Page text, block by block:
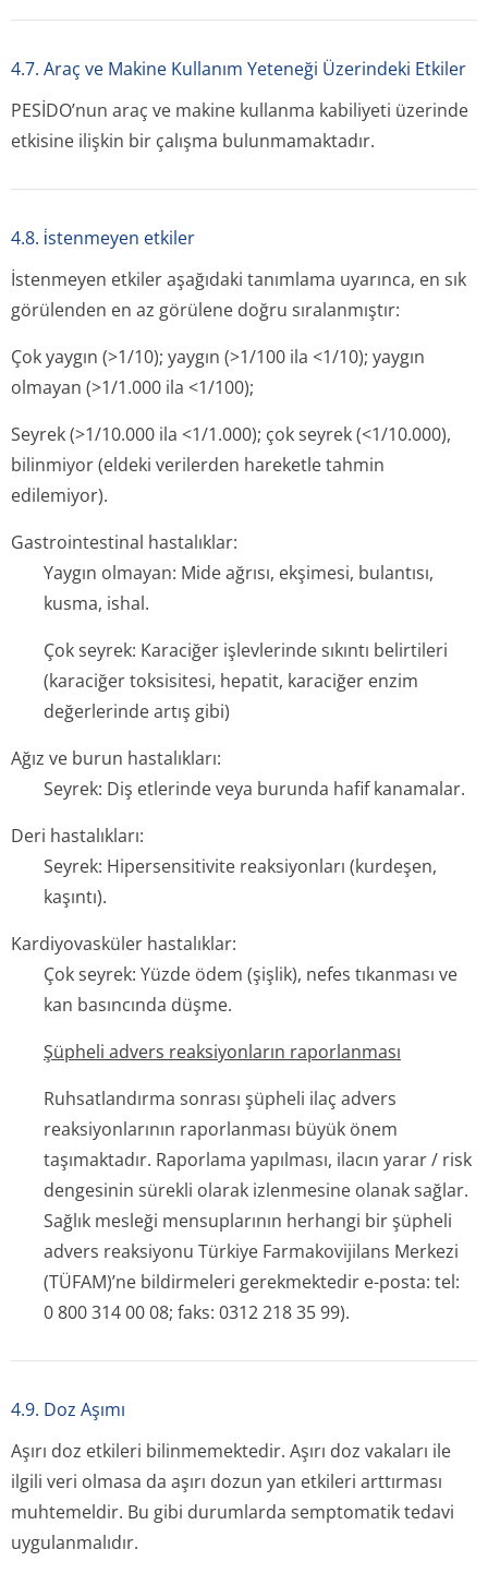
4.7. Araç ve Makine Kullanım Yeteneği Üzerindeki Etkiler
PESİDO’nun araç ve makine kullanma kabiliyeti üzerinde
etkisine ilişkin bir çalışma bulunmamaktadır.
4.8. i̇stenmeyen etkiler
İstenmeyen etkiler aşağıdaki tanımlama uyarınca, en sık
görülenden en az görülene doğru sıralanmıştır:
Çok yaygın (>1/10); yaygın (>1/100 ila <1/10); yaygın
olmayan (>1/1.000 ila <1/100);
Seyrek (>1/10.000 ila <1/1.000); çok seyrek (<1/10.000),
bilinmiyor (eldeki verilerden hareketle tahmin
edilemiyor).
Gastrointestinal hastalıklar:
Yaygın olmayan: Mide ağrısı, ekşimesi, bulantısı,
kusma, ishal.
Çok seyrek: Karaciğer işlevlerinde sıkıntı belirtileri
(karaciğer toksisitesi, hepatit, karaciğer enzim
değerlerinde artış gibi)
Ağız ve burun hastalıkları:
Seyrek: Diş etlerinde veya burunda hafif kanamalar.
Deri hastalıkları:
Seyrek: Hipersensitivite reaksiyonları (kurdeşen,
kaşıntı).
Kardiyovasküler hastalıklar:
Çok seyrek: Yüzde ödem (şişlik), nefes tıkanması ve
kan basıncında düşme.
Şüpheli advers reaksiyonların raporlanması
Ruhsatlandırma sonrası şüpheli ilaç advers
reaksiyonlarının raporlanması büyük önem
taşımaktadır. Raporlama yapılması, ilacın yarar / risk
dengesinin sürekli olarak izlenmesine olanak sağlar.
Sağlık mesleği mensuplarının herhangi bir şüpheli
advers reaksiyonu Türkiye Farmakovijilans Merkezi
(TÜFAM)’ne bildirmeleri gerekmektedir e-posta: tel:
0 800 314 00 08; faks: 0312 218 35 99).
4.9. Doz Aşımı
Aşırı doz etkileri bilinmemektedir. Aşırı doz vakaları ile
ilgili veri olmasa da aşırı dozun yan etkileri arttırması
muhtemeldir. Bu gibi durumlarda semptomatik tedavi
uygulanmalıdır.